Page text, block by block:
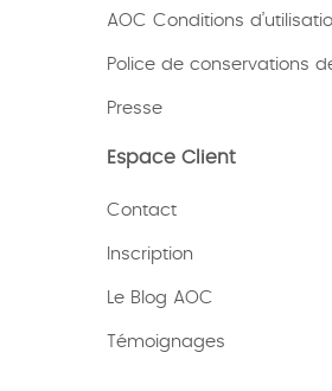
AOC Conditions
Police de conservations
Presse
Espace Client
Contact
Inscription
Le Blog AOC
Témoignages